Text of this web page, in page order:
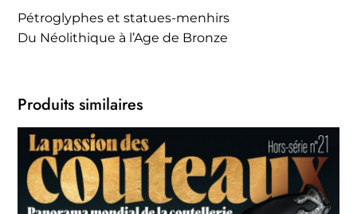
Pétroglyphes et statues-menhirs
Du Néolithique à l’Age de Bronze
Produits similaires